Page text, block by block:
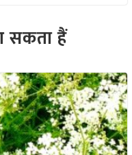
सकता हैं